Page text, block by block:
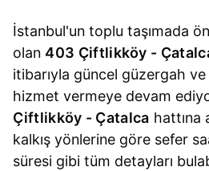
İstanbul'un toplu taşımada
olan 403 Çiftlikköy -
itibarıyla güncel güzergah
hizmet vermeye devam
Çiftlikköy - Çatalca hattına
kalkış yönlerine göre sefer
süresi gibi tüm detayları